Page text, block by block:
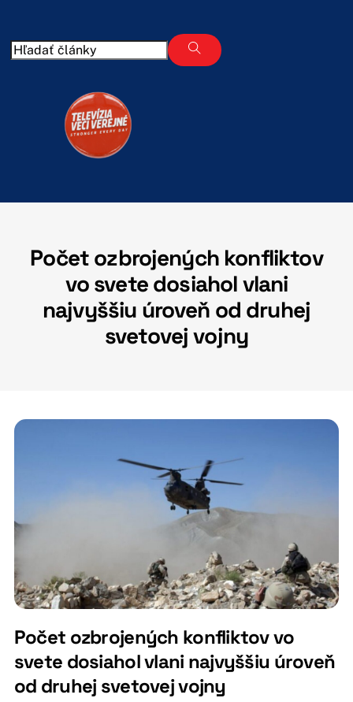
content
Počet ozbrojených konfliktov
vo svete dosiahol vlani
najvyššiu úroveň od druhej
svetovej vojny
Počet ozbrojených konfliktov vo
svete dosiahol vlani najvyššiu úroveň
od druhej svetovej vojny